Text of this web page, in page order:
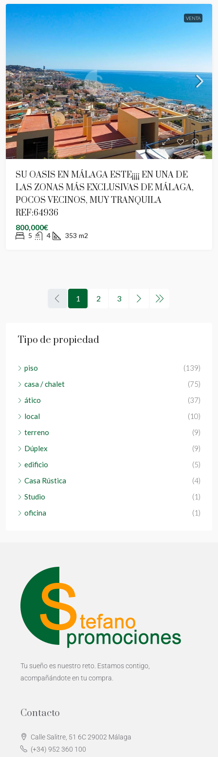
VENTA
SU OASIS EN MÁLAGA ESTE¡¡¡¡ EN UNA DE
LAS ZONAS MÁS EXCLUSIVAS DE MÁLAGA,
POCOS VECINOS, MUY TRANQUILA
REF:64936
800,000€
5 4 353 m2
1 2 3
Tipo de propiedad
piso
(139)
casa / chalet
(75)
ático
(37)
local
(10)
terreno
(9)
Dúplex
(9)
edificio
(5)
Casa Rústica
(4)
Studio
(1)
oficina
(1)
Tu sueño es nuestro reto. Estamos contigo,
acompañándote en tu compra.
Contacto
Calle Salitre, 51 6C 29002 Málaga
(+34) 952 360 100